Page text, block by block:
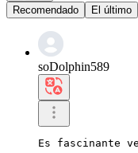
Recomendado
El último
soDolphin589
Es fascinante